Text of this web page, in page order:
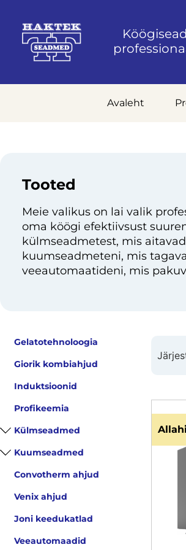
Avaleht
Tooted
Meie valikus on lai valik
oma köögi efektiivsust
külmseadmetest, mis
kuumseadmeteni, mis
veeautomaatideni, mis
Gelatotehnoloogia
Giorik kombiahjud
Induktsioonid
Profikeemia
Külmseadmed
Kuumseadmed
Convotherm ahjud
Venix ahjud
Joni keedukatlad
Veeautomaadid